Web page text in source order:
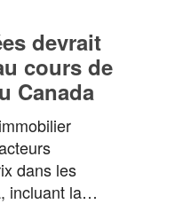
devrait
cours de
Canada
dans les
incluant la…